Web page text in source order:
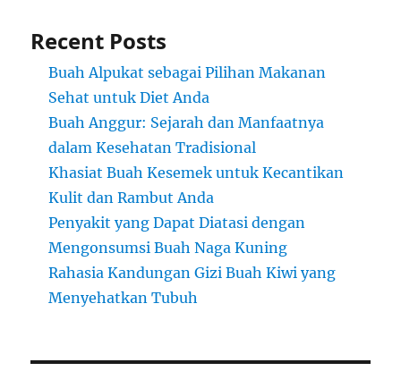
Recent Posts
Buah Alpukat sebagai Pilihan Makanan
Sehat untuk Diet Anda
Buah Anggur: Sejarah dan Manfaatnya
dalam Kesehatan Tradisional
Khasiat Buah Kesemek untuk Kecantikan
Kulit dan Rambut Anda
Penyakit yang Dapat Diatasi dengan
Mengonsumsi Buah Naga Kuning
Rahasia Kandungan Gizi Buah Kiwi yang
Menyehatkan Tubuh